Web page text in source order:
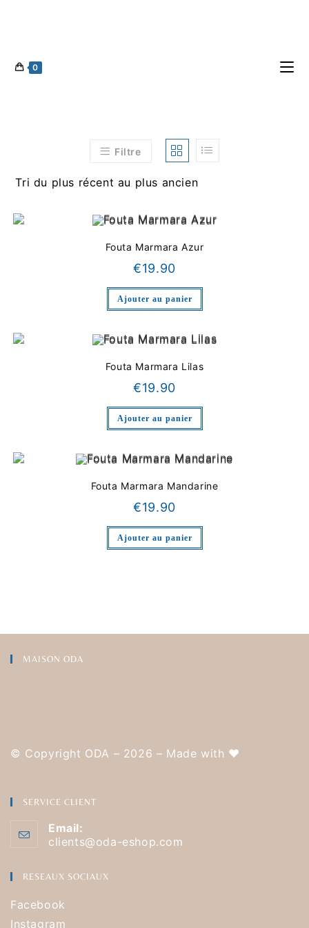
0
Filtre
Tri du plus récent au plus ancien
Fouta Marmara Azur
€19.90
Ajouter au panier
Fouta Marmara Lilas
€19.90
Ajouter au panier
Fouta Marmara Mandarine
€19.90
Ajouter au panier
MAISON ODA
© Copyright ODA – 2026 – Made with ❤️
SERVICE CLIENT
Email:
clients@oda-eshop.com
RESEAUX SOCIAUX
Facebook
Instagram